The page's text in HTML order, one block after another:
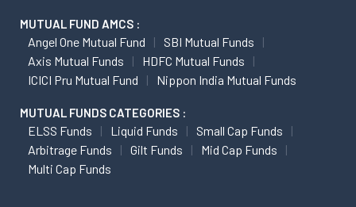
MUTUAL FUND AMCS :
Angel One Mutual Fund
SBI Mutual Funds
Axis Mutual Funds
HDFC Mutual Funds
ICICI Pru Mutual Fund
Nippon India Mutual Funds
MUTUAL FUNDS CATEGORIES :
ELSS Funds Liquid Funds
Small Cap Funds
Arbitrage Funds
Gilt Funds
Mid Cap Funds
Multi Cap Funds